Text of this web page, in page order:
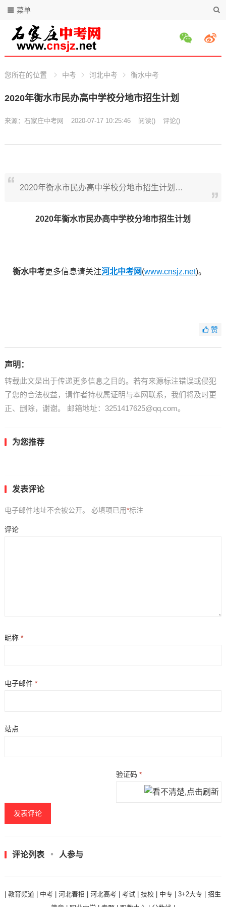
菜单
您所在的位置 中考 河北中考 衡水中考
2020年衡水市民办高中学校分地市招生计划
来源： 石家庄中考网 2020-07-17 10:25:46 阅读() 评论()
2020年衡水市民办高中学校分地市招生计划…
2020年衡水市民办高中学校分地市招生计划
衡水中考更多信息请关注河北中考网(www.cnsjz.net)。
赞
声明：
转载此文是出于传递更多信息之目的。若有来源标注错误或侵犯
了您的合法权益，请作者持权属证明与本网联系，我们将及时更
正、删除，谢谢。 邮箱地址：3251417625@qq.com。
为您推荐
发表评论
电子邮件地址不会被公开。 必填项已用*标注
评论
昵称 *
电子邮件 *
站点
验证码*
评论列表 人参与
|教育频道 中考 |河北春招 |河北高考 |考试 |技校 中专 |3+2大专 |招生